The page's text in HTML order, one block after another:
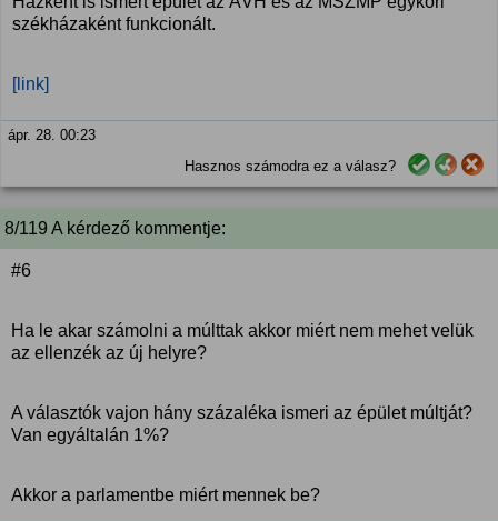
székházaként funkcionált.
[link]
ápr. 28. 00:23
Hasznos számodra ez a válasz?
8/119 A kérdező kommentje:
#6
Ha le akar számolni a múlttak akkor miért nem mehet velük
az ellenzék az új helyre?
A választók vajon hány százaléka ismeri az épület múltját?
Van egyáltalán 1%?
Akkor a parlamentbe miért mennek be?